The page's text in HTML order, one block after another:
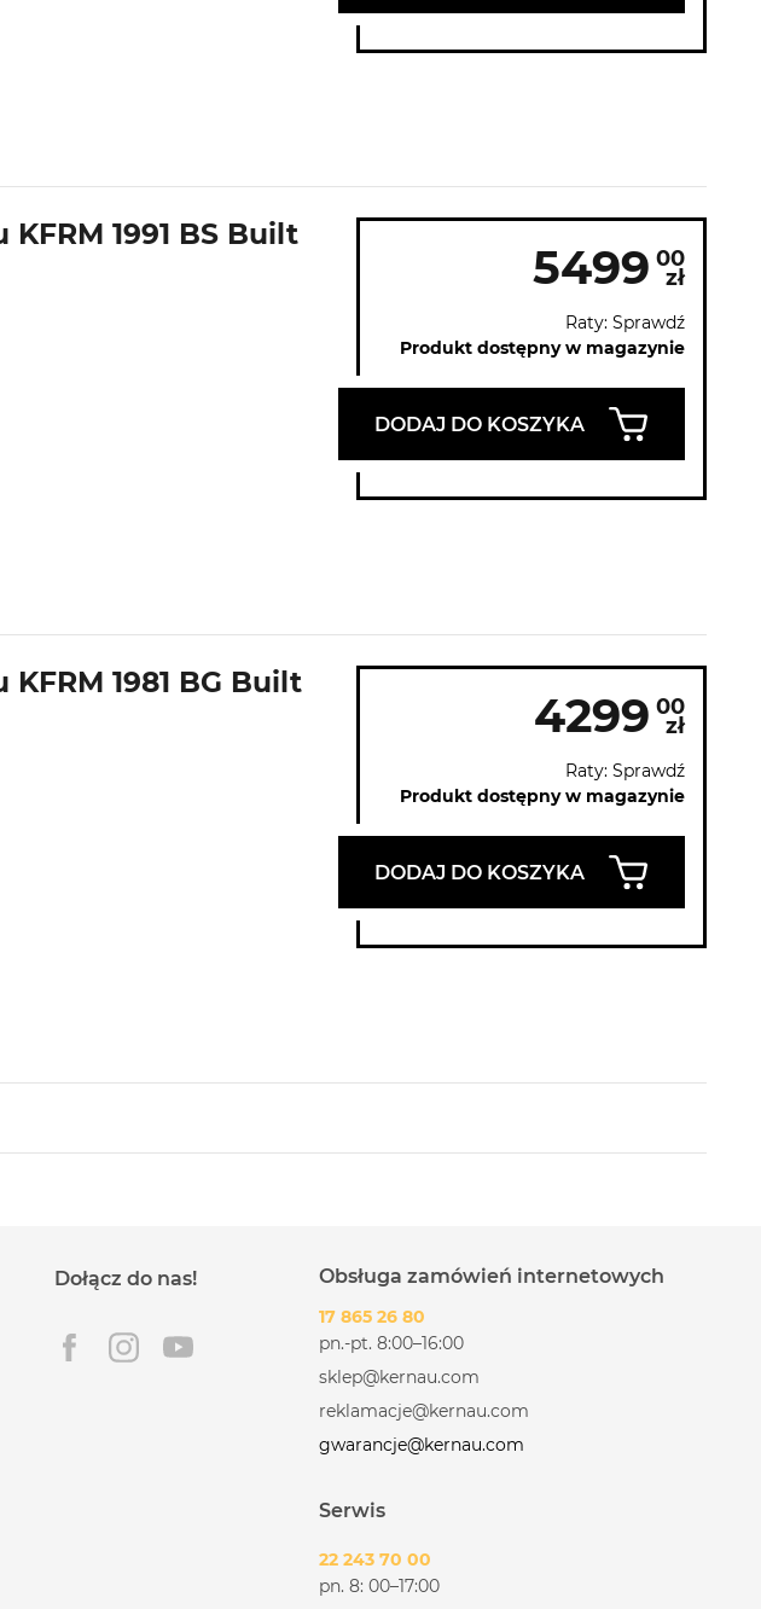
1991 BS Built
5499 00
zł
Raty: Sprawdź
Produkt dostępny w magazynie
DODAJ DO KOSZYKA
1981 BG Built
4299 00
zł
Raty: Sprawdź
Produkt dostępny w magazynie
DODAJ DO KOSZYKA
Dołącz do nas! Obsługa zamówień internetowych
17 865 26 80
pn.-pt. 8:00–16:00
sklep@kernau.com
reklamacje@kernau.com
gwarancje@kernau.com
Serwis
22 243 70 00
pn. 8: 00–17:00